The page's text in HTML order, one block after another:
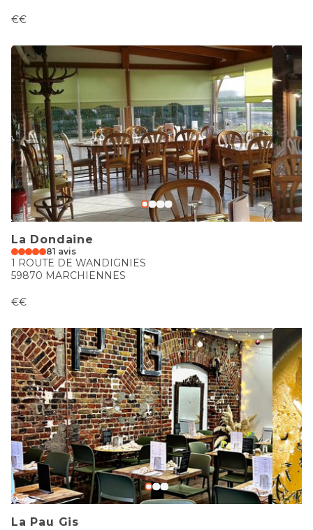
€€
La Dondaine
81 avis
1 ROUTE DE WANDIGNIES
59870 MARCHIENNES
€€
La Pau Gis